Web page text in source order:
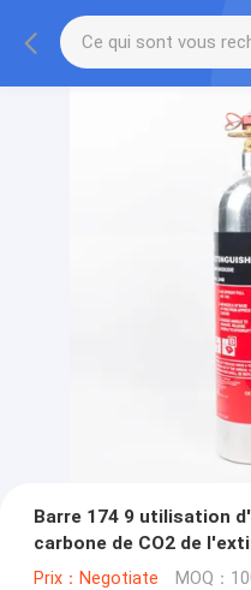
Barre 174 9 utilisation
carbone de CO2 de
Prix：Negotiate MOQ：